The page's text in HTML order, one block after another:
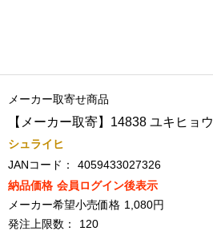
メーカー取寄せ商品
【メーカー取寄】14838 ユキヒョウ
シュライヒ
JANコード：
4059433027326
納品価格 会員ログイン後表示
メーカー希望小売価格 1,080円
発注上限数：
120